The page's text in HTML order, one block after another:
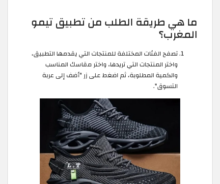
ما هي طريقة الطلب من تطبيق تيمو
المغرب؟
تصفح الفئات المختلفة للمنتجات التي يقدمها التطبيق،
واختر المنتجات التي تريدها، واختر مقاسك المناسب
والكمية المطلوبة، ثم اضغط على زر "أضف إلى عربة
التسوق".